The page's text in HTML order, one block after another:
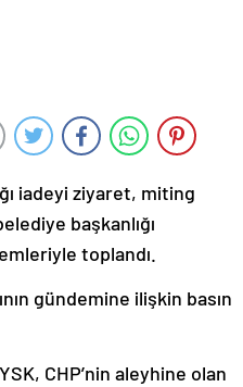
iadeyi ziyaret, miting
başkanlığı
toplandı.
gündemine ilişkin basın
CHP’nin aleyhine olan